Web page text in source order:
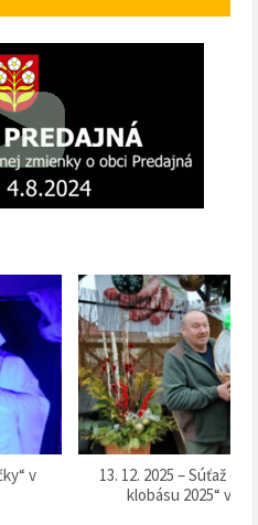
v
13. 12. 2025 – Súťaž o
klobásu 2025“ v